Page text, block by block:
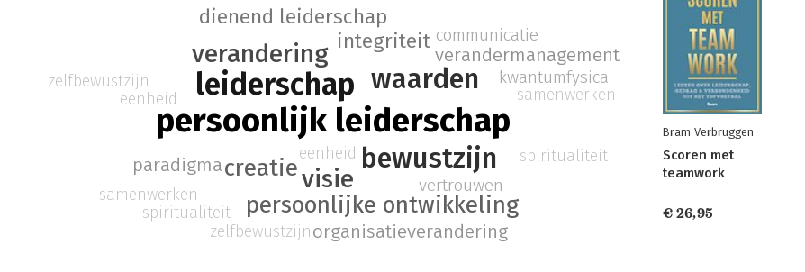
persoonlijk leiderschap
leiderschap waarden
bewustzijn
visie
verandering
creatie
persoonlijke ontwikkeling
integriteit
dienend leiderschap
paradigma
verandermanagement
organisatieverandering
communicatie
vertrouwen
kwantumfysica
spiritualiteit
eenheid
samenwerken
zelfbewustzijn
spiritualiteit
eenheid
samenwerken
zelfbewustzijn
Bram Verbruggen
Scoren met
teamwork
€ 26,95